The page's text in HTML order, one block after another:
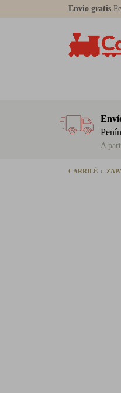
Envio gratis
A
CARRILÉ